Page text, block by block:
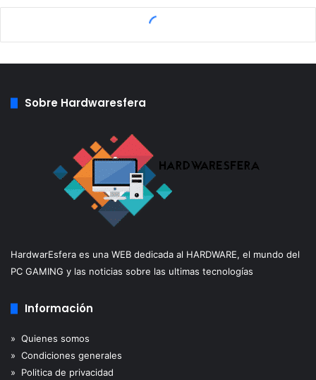
Sobre Hardwaresfera
HardwarEsfera es una WEB dedicada al HARDWARE, el mundo del
PC GAMING y las noticias sobre las ultimas tecnologías
Información
» Quienes somos
» Condiciones generales
» Politica de privacidad